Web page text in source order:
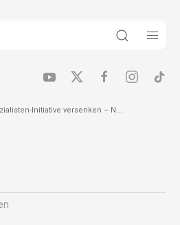
Initiative versenken – N...